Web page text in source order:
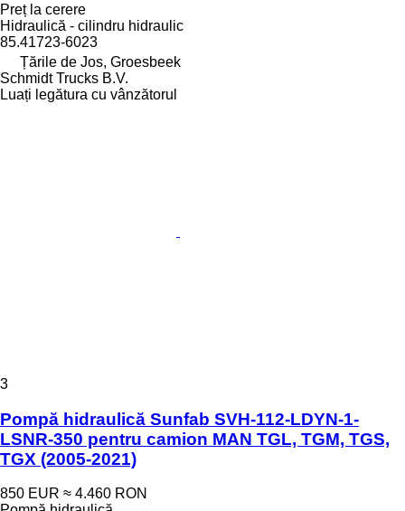
Preț la cerere
Hidraulică - cilindru hidraulic
85.41723-6023
Țările de Jos, Groesbeek
Schmidt Trucks B.V.
Luați legătura cu vânzătorul
3
Pompă hidraulică Sunfab SVH-112-LDYN-1-
LSNR-350 pentru camion MAN TGL, TGM, TGS,
TGX (2005-2021)
850 EUR ≈ 4.460 RON